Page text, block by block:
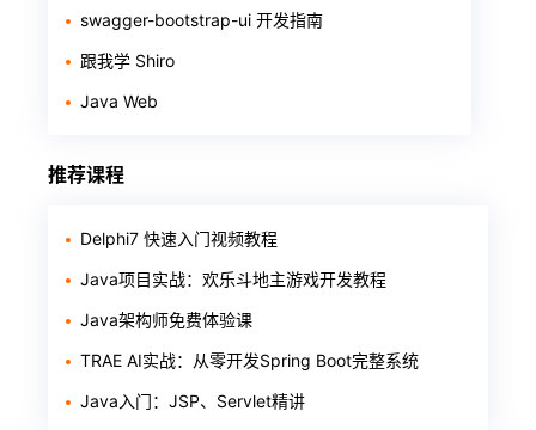
swagger-bootstrap-ui 开发指南
跟我学 Shiro
Java Web
推荐课程
Delphi7 快速入门视频教程
Java项目实战：欢乐斗地主游戏开发教程
Java架构师免费体验课
TRAE AI实战：从零开发Spring Boot完整系统
Java入门：JSP、Servlet精讲